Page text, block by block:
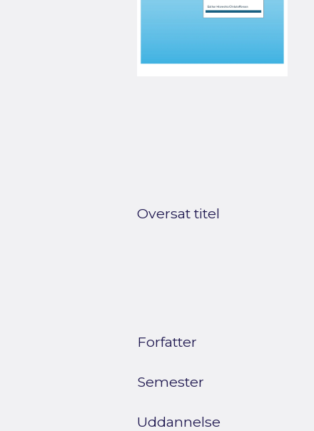
Oversat titel
Forfatter
Semester
Uddannelse